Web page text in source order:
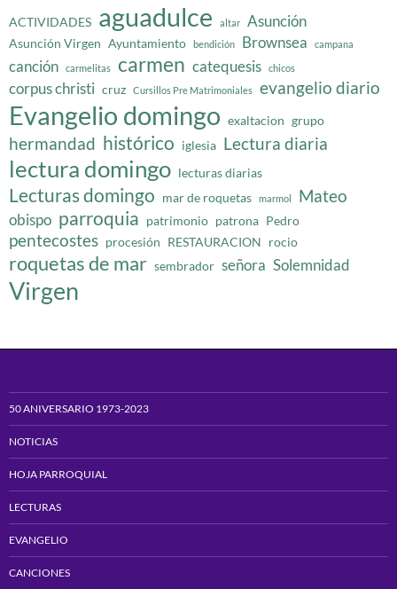
ACTIVIDADES aguadulce altar Asunción
Asunción Virgen Ayuntamiento bendición Brownsea campana
canción carmelitas carmen catequesis chicos
corpus christi cruz Cursillos Pre Matrimoniales evangelio diario
Evangelio domingo exaltacion grupo
hermandad histórico iglesia Lectura diaria
lectura domingo lecturas diarias
Lecturas domingo mar de roquetas marmol Mateo
obispo parroquia patrimonio patrona Pedro
pentecostes procesión RESTAURACION rocio
roquetas de mar sembrador señora Solemnidad
Virgen
50 ANIVERSARIO 1973-2023
NOTICIAS
HOJA PARROQUIAL
LECTURAS
EVANGELIO
CANCIONES